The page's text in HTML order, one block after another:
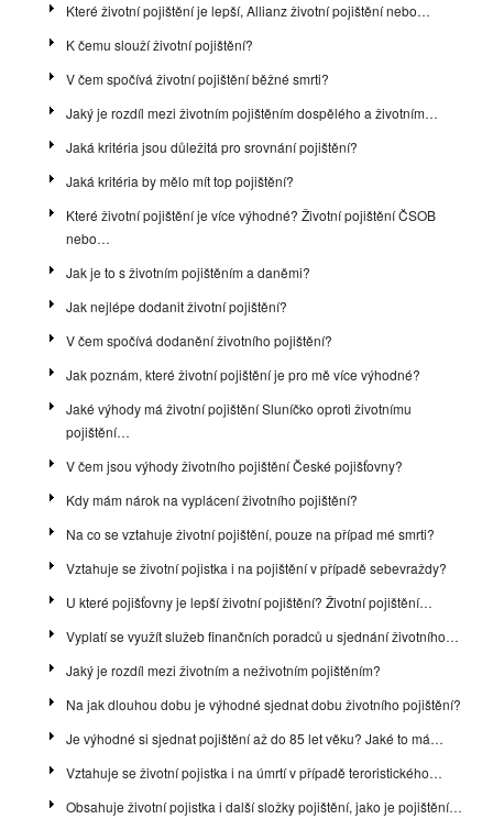
Které životní pojištění je lepší, Allianz životní pojištění nebo…
K čemu slouží životní pojištění?
V čem spočívá životní pojištění běžné smrti?
Jaký je rozdíl mezi životním pojištěním dospělého a životním…
Jaká kritéria jsou důležitá pro srovnání pojištění?
Jaká kritéria by mělo mít top pojištění?
Které životní pojištění je více výhodné? Životní pojištění ČSOB
nebo…
Jak je to s životním pojištěním a daněmi?
Jak nejlépe dodanit životní pojištění?
V čem spočívá dodanění životního pojištění?
Jak poznám, které životní pojištění je pro mě více výhodné?
Jaké výhody má životní pojištění Sluníčko oproti životnímu
pojištění…
V čem jsou výhody životního pojištění České pojišťovny?
Kdy mám nárok na vyplácení životního pojištění?
Na co se vztahuje životní pojištění, pouze na případ mé smrti?
Vztahuje se životní pojistka i na pojištění v případě sebevraždy?
U které pojišťovny je lepší životní pojištění? Životní pojištění…
Vyplatí se využít služeb finančních poradců u sjednání životního…
Jaký je rozdíl mezi životním a neživotním pojištěním?
Na jak dlouhou dobu je výhodné sjednat dobu životního pojištění?
Je výhodné si sjednat pojištění až do 85 let věku? Jaké to má…
Vztahuje se životní pojistka i na úmrtí v případě teroristického…
Obsahuje životní pojistka i další složky pojištění, jako je pojištění…